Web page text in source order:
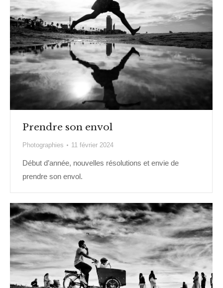
Prendre son envol
Photographies 11 février 2024
Début d’année, nouvelles résolutions et envie de
prendre son envol.